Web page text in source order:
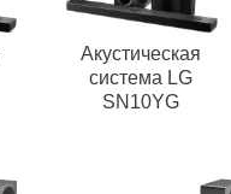
Акустическая
система LG
SN10YG